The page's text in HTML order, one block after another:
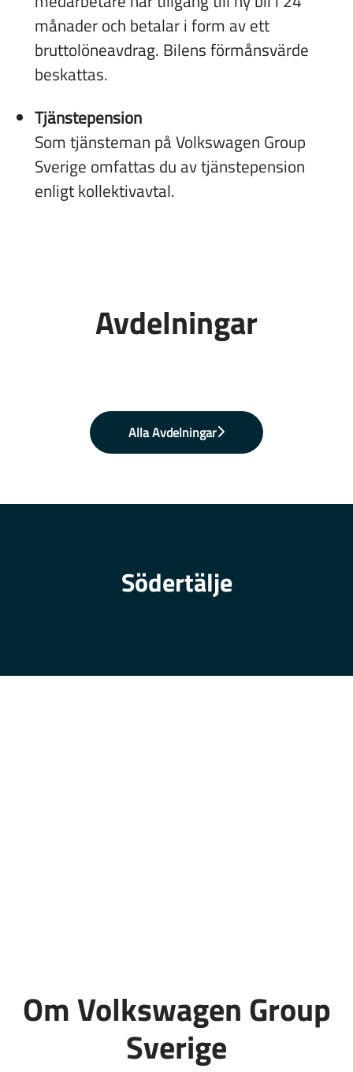
månader och betalar i form av ett
bruttolöneavdrag. Bilens förmånsvärde
beskattas.
Tjänstepension
Som tjänsteman på Volkswagen Group
Sverige omfattas du av tjänstepension
enligt kollektivavtal.
Avdelningar
Alla Avdelningar
Södertälje
Om Volkswagen Group
Sverige